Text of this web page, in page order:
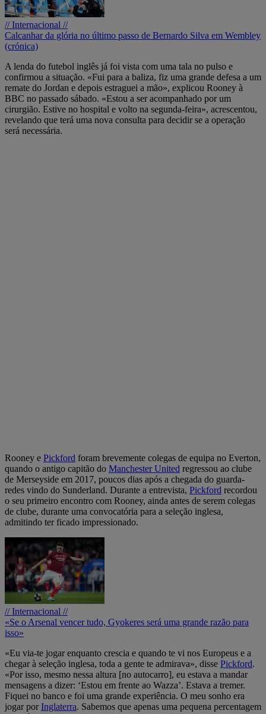
// Internacional //
Calcanhar da glória no último passo de Bernardo Silva em Wembley
(crónica)
A lenda do futebol inglês já foi vista com uma tala no pulso e
confirmou a situação. «Fui para a baliza, fiz uma grande defesa a um
remate do Jordan e depois estraguei a mão», explicou Rooney à
BBC no passado sábado. «Estou a ser acompanhado por um
cirurgião. Estive no hospital e volto na segunda-feira», acrescentou,
revelando que terá uma nova consulta para decidir se a operação
será necessária.
Rooney e Pickford foram brevemente colegas de equipa no Everton,
quando o antigo capitão do Manchester United regressou ao clube
de Merseyside em 2017, poucos dias após a chegada do guarda-
redes vindo do Sunderland. Durante a entrevista, Pickford recordou
o seu primeiro encontro com Rooney, ainda antes de serem colegas
de clube, durante uma convocatória para a seleção inglesa,
admitindo ter ficado impressionado.
// Internacional //
«Se o Arsenal vencer tudo, Gyokeres será uma grande razão para
isso»
«Eu via-te jogar enquanto crescia e quando te vi nos Europeus e a
chegar à seleção inglesa, toda a gente te admirava», disse Pickford.
«Por isso, mesmo nessa altura [no autocarro], eu estava a mandar
mensagens a dizer: ‘Estou em frente ao Wazza’. Estava a tremer.
Fiquei no banco e foi uma grande experiência. O meu sonho era
jogar porInglaterra. Sabemos que apenas uma pequena percentagem